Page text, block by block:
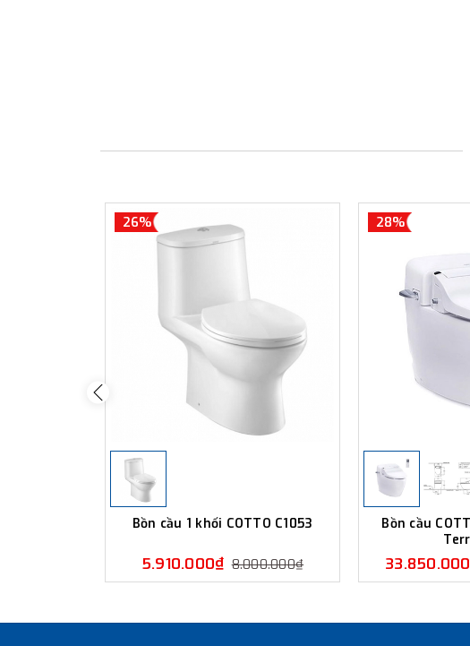
26%
Bồn cầu 1 khối COTTO C1053
5.910.000₫ 8.000.000₫
28%
Bồn cầu